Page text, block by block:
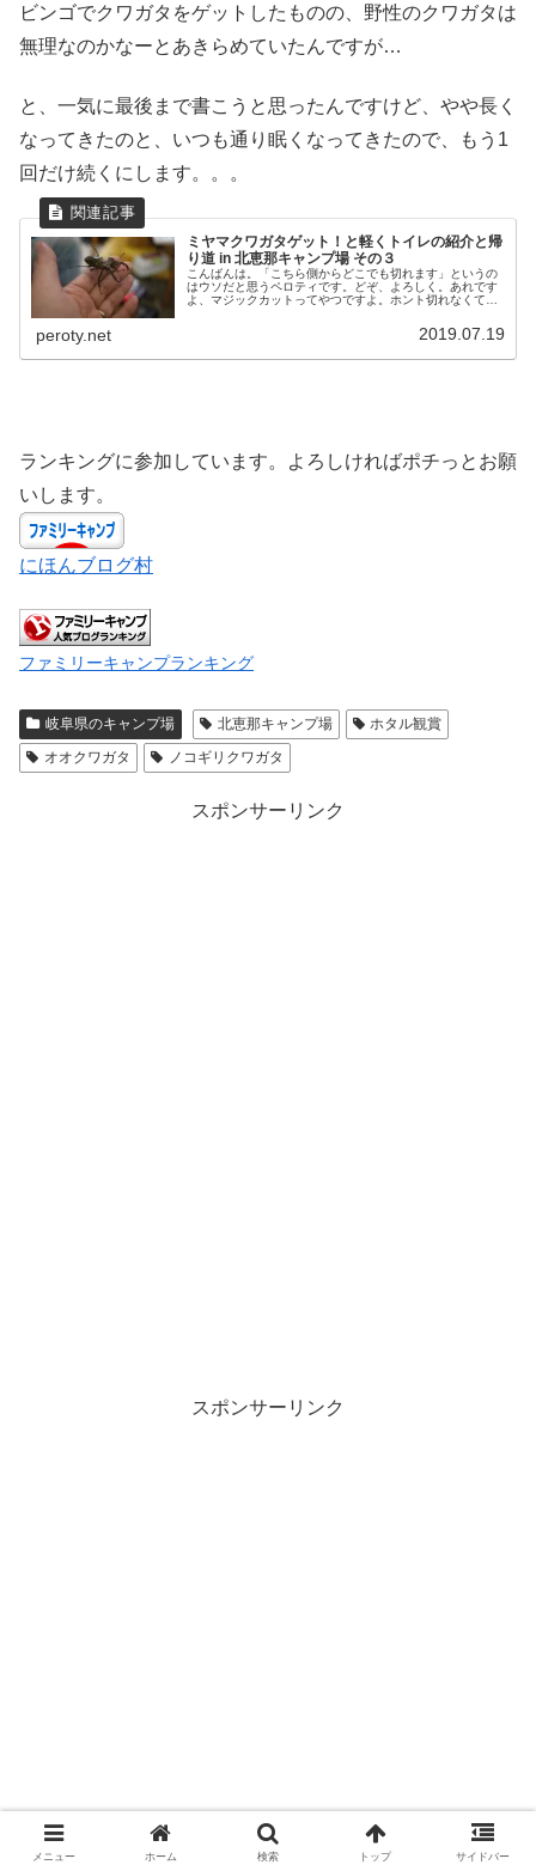
ビンゴでクワガタをゲットしたものの、野性のクワガタは
無理なのかなーとあきらめていたんですが…
と、一気に最後まで書こうと思ったんですけど、やや長く
なってきたのと、いつも通り眠くなってきたので、もう1
回だけ続くにします。。。
ミヤマクワガタゲット！と軽くトイレの紹介と帰
り道 in 北恵那キャンプ場 その３
こんばんは。「こちら側からどこでも切れます」というの
はウソだと思うペロティです。どぞ、よろしく。あれです
よ、マジックカットってやつですよ。ホント切れなくてイ
peroty.net 2019.07.19
ランキングに参加しています。よろしければポチっとお願
いします。
にほんブログ村
ファミリーキャンプランキング
岐阜県のキャンプ場 北恵那キャンプ場
ホタル観賞
オオクワガタ
ノコギリクワガタ
スポンサーリンク
スポンサーリンク
メニュー ホーム 検索 トップ サイドバー